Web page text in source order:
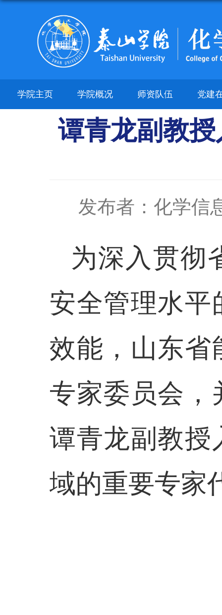
学院主页 学院概况 师资队伍 党建
谭青龙副教
发布者：化学信
为深入贯彻
安全管理水平
效能，山东省
专家委员会，
谭青龙副教授
域的重要专家